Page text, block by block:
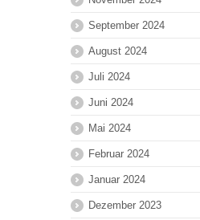
September 2024
August 2024
Juli 2024
Juni 2024
Mai 2024
Februar 2024
Januar 2024
Dezember 2023